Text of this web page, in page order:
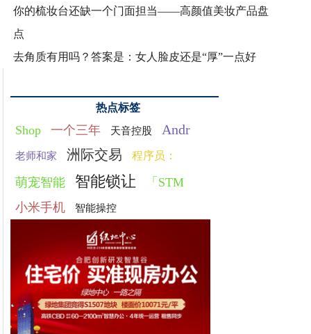
你的梳妆台还缺一个门面担当——高颜值美妆产品盘
点
去角质有用吗？答案是：女人脸皮还是“厚”一点好
热点标签
Shop 一个三年 天音控股 Andr
老师和家 洲际交易 程序员：
萌宠智能 智能锁让
「STM
小米手机
智能操控